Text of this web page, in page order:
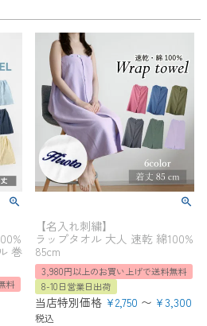
巻
料
【名入れ刺繍】
ラップタオル 大人 速乾 綿100%
85cm
3,980円以上のお買い上げで送料無料
8-10日営業日出荷
当店特別価格 ¥2,750 〜 ¥3,300
税込